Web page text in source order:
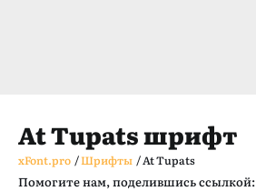
At Tupats шрифт
xFont.pro /Шрифты /At Tupats
Помогите нам, поделившись ссылкой: